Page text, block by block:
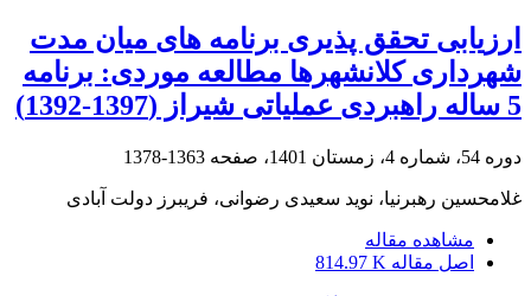
ارزیابی تحقق­ پذیری برنامه­ های میان مدت
شهرداری کلانشهرها مطالعه موردی: برنامه
5 ساله راهبردی عملیاتی شیراز (1397-1392)
دوره 54، شماره 4، زمستان 1401، صفحه 1363-1378
غلامحسین رهبرنیا، نوید سعیدی رضوانی، فریبرز دولت آبادی
مشاهده مقاله
اصل مقاله 814.97 K